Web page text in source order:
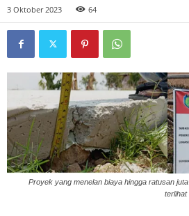
3 Oktober 2023 64
Proyek yang menelan biaya hingga ratusan